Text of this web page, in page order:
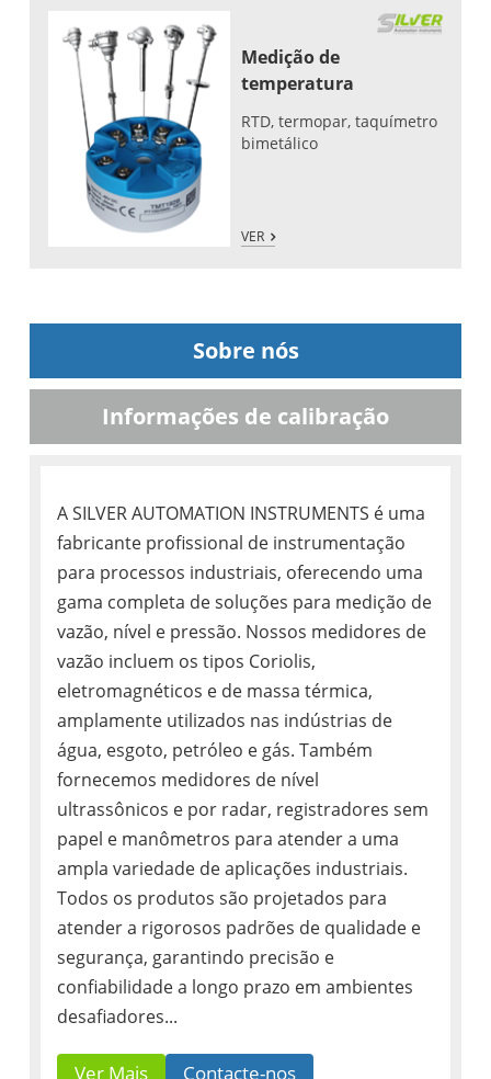
Medição de
temperatura
RTD, termopar, taquímetro
bimetálico
VER
Sobre nós
Informações de calibração
A SILVER AUTOMATION INSTRUMENTS é uma
fabricante profissional de instrumentação
para processos industriais, oferecendo uma
gama completa de soluções para medição de
vazão, nível e pressão. Nossos medidores de
vazão incluem os tipos Coriolis,
eletromagnéticos e de massa térmica,
amplamente utilizados nas indústrias de
água, esgoto, petróleo e gás. Também
fornecemos medidores de nível
ultrassônicos e por radar, registradores sem
papel e manômetros para atender a uma
ampla variedade de aplicações industriais.
Todos os produtos são projetados para
atender a rigorosos padrões de qualidade e
segurança, garantindo precisão e
confiabilidade a longo prazo em ambientes
desafiadores...
Ver Mais Contacte-nos